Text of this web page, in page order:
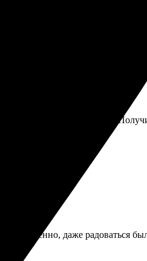
удивила.
загрузила - и всё.
даже радоваться
всем!